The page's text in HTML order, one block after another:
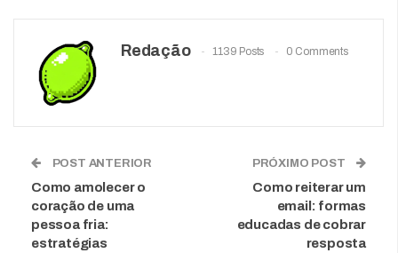
Redação 1139 Posts 0 Comments
POST ANTERIOR
Como amolecer o
coração de uma
pessoa fria:
estratégias
PRÓXIMO POST
Como reiterar um
email: formas
educadas de cobrar
resposta